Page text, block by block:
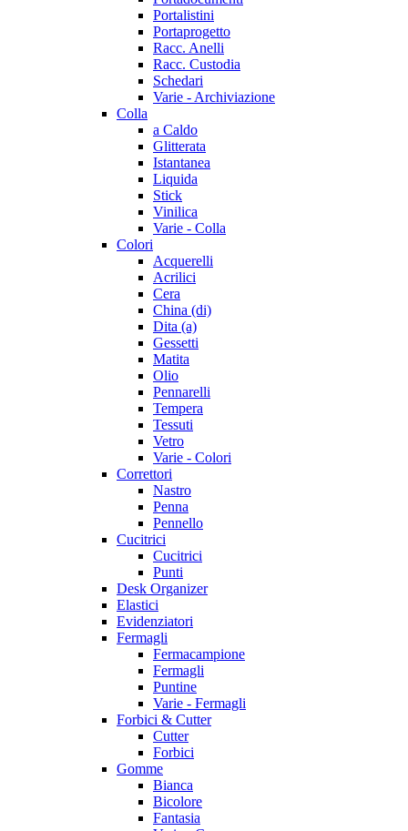
Portalistini
Portaprogetto
Racc. Anelli
Racc. Custodia
Schedari
Varie - Archiviazione
Colla
a Caldo
Glitterata
Istantanea
Liquida
Stick
Vinilica
Varie - Colla
Colori
Acquerelli
Acrilici
Cera
China (di)
Dita (a)
Gessetti
Matita
Olio
Pennarelli
Tempera
Tessuti
Vetro
Varie - Colori
Correttori
Nastro
Penna
Pennello
Cucitrici
Cucitrici
Punti
Desk Organizer
Elastici
Evidenziatori
Fermagli
Fermacampione
Fermagli
Puntine
Varie - Fermagli
Forbici & Cutter
Cutter
Forbici
Gomme
Bianca
Bicolore
Fantasia